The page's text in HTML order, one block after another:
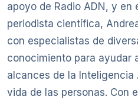
apoyo de Radio ADN, y en
periodista científica,
con especialistas de
conocimiento para ayudar
alcances de la Inteligencia
vida de las personas. Con